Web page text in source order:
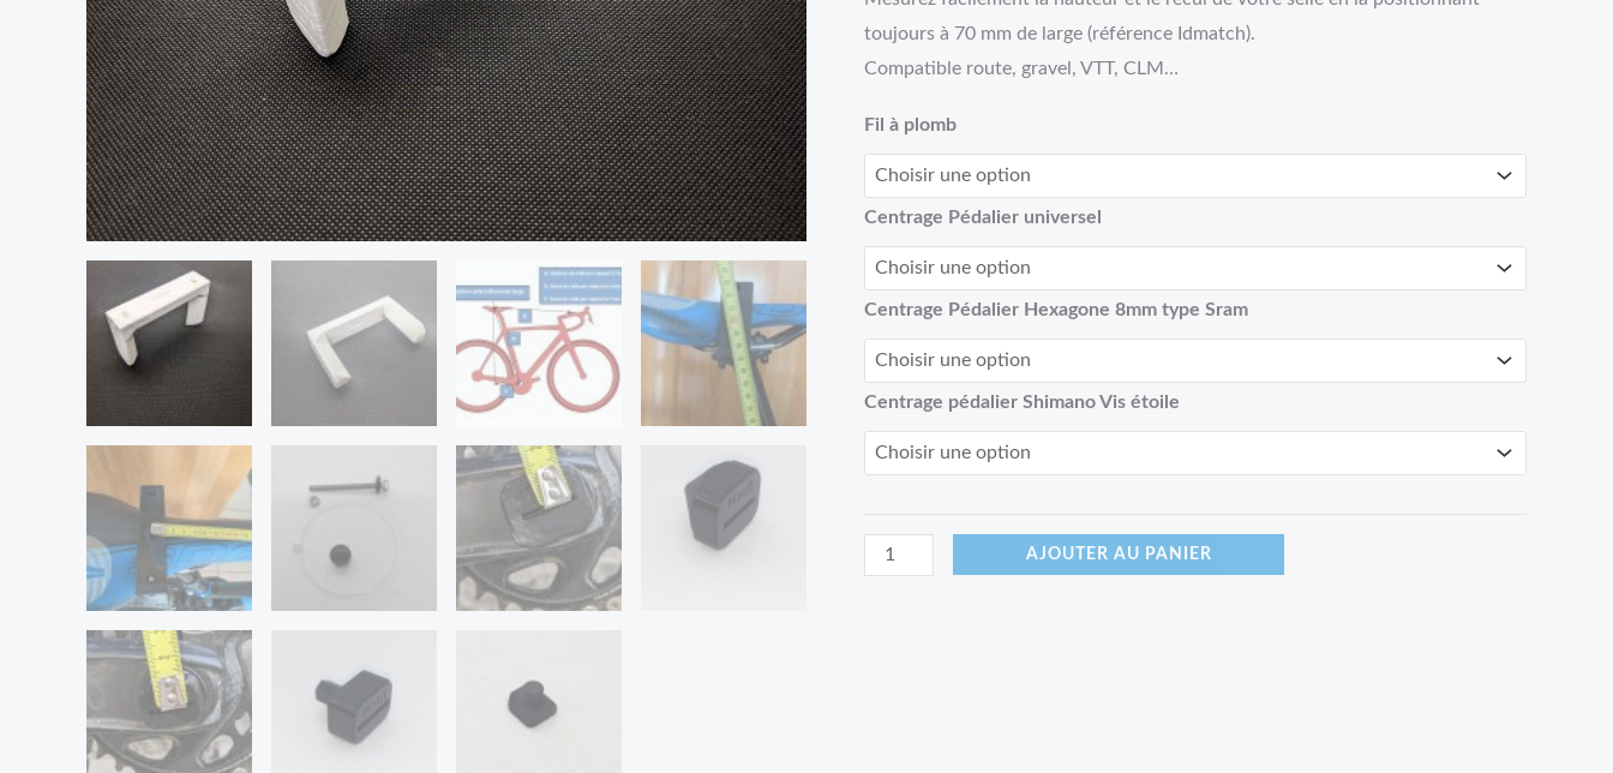
31,95€
toujours à 70 mm de large (référence Idmatch).
Compatible route, gravel, VTT, CLM…
Fil à plomb
Centrage Pédalier universel
Centrage Pédalier Hexagone 8mm type Sram
Centrage pédalier Shimano Vis étoile
(Idmatch
selle
AJOUTER AU PANIER